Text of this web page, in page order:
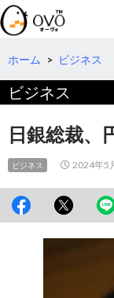
検
索
コ
テ
へ
ホーム > ビジネス
ビジネス
日銀総裁、
ビジネス 2024年5